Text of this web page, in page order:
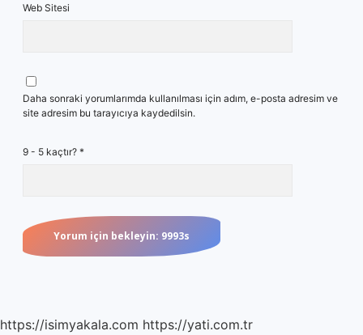
Web Sitesi
Daha sonraki yorumlarımda kullanılması için adım, e-posta adresim ve
site adresim bu tarayıcıya kaydedilsin.
9 - 5 kaçtır? *
https://isimyakala.com https://yati.com.tr